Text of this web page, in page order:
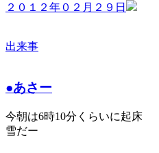
２０１２年０２月２９日
出来事
●あさー
今朝は6時10分くらいに起床
雪だー